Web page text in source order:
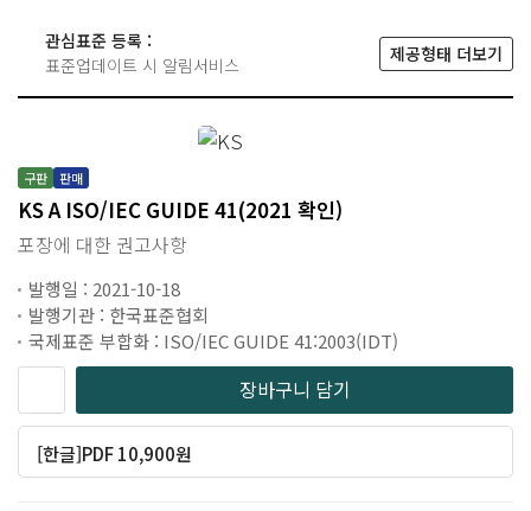
관심표준 등록 :
표준업데이트 시 알림서비스
제공형태 더보기
구판 판매
KS A ISO/IEC GUIDE 41(2021 확인)
포장에 대한 권고사항
발행일 : 2021-10-18
발행기관 : 한국표준협회
국제표준 부합화 : ISO/IEC GUIDE 41:2003(IDT)
장바구니 담기
[한글]PDF 10,900원